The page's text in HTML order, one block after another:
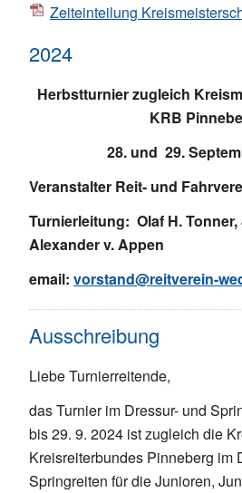
Zeiteinteilung
2024
Herbstturnier zugleich
KRB
28. und 29.
Veranstalter Reit- und
Turnierleitung: Olaf H.
Alexander v. Appen
email: vorstand@reitverein-
Ausschreibung
Liebe Turnierreitende,
das Turnier im Dressur- und
bis 29. 9. 2024 ist zugleich die
Kreisreiterbundes Pinneberg im
Springreiten für die Junioren,